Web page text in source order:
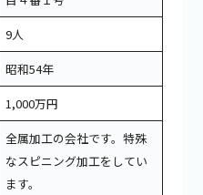
9人
昭和54年
1,000万円
全属加工の会社です。特殊
なスピニング加工をしてい
ます。